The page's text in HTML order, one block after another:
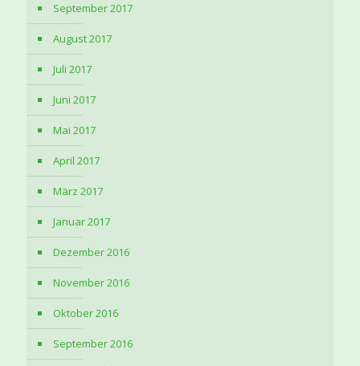
September 2017
August 2017
Juli 2017
Juni 2017
Mai 2017
April 2017
März 2017
Januar 2017
Dezember 2016
November 2016
Oktober 2016
September 2016